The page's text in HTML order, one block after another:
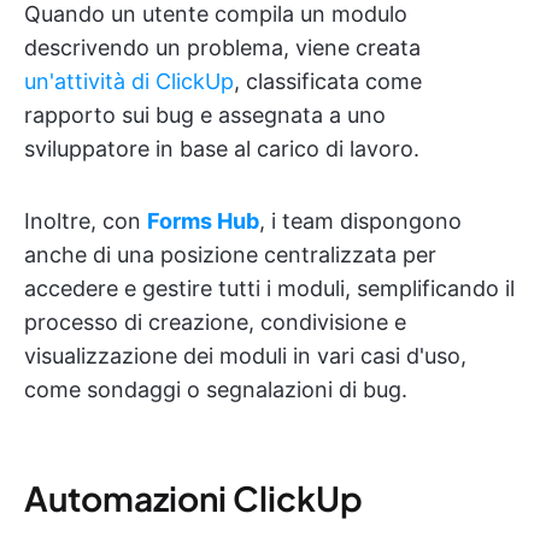
Quando un utente compila un modulo
descrivendo un problema, viene creata
un'attività di ClickUp, classificata come
rapporto sui bug e assegnata a uno
sviluppatore in base al carico di lavoro.
Inoltre, con Forms Hub, i team dispongono
anche di una posizione centralizzata per
accedere e gestire tutti i moduli, semplificando il
processo di creazione, condivisione e
visualizzazione dei moduli in vari casi d'uso,
come sondaggi o segnalazioni di bug.
Automazioni ClickUp